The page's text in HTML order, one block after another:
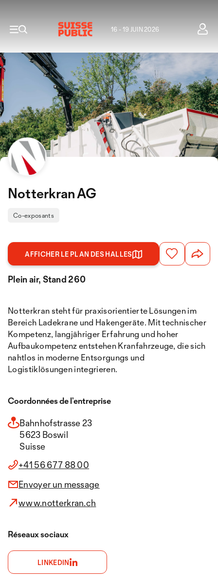
16 - 19 JUIN 2026
Notterkran AG
Co-exposants
AFFICHER LE PLAN DES HALLES
Plein air, Stand 260
Notterkran steht für praxisorientierte Lösungen im
Bereich Ladekrane und Hakengeräte. Mit technischer
Kompetenz, langjähriger Erfahrung und hoher
Aufbaukompetenz entstehen Kranfahrzeuge, die sich
nahtlos in moderne Entsorgungs und
Logistiklösungen integrieren.
Coordonnées de l’entreprise
Bahnhofstrasse 23
5623 Boswil
Suisse
+41 56 677 88 00
Envoyer un message
www.notterkran.ch
Réseaux sociaux
LINKEDIN